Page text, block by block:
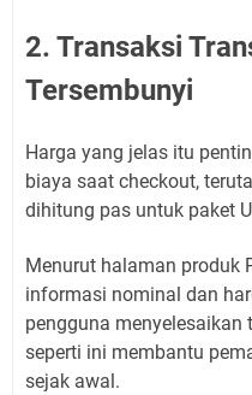
2. Transaksi
Tersembunyi
Harga yang jelas itu
biaya saat checkout,
dihitung pas untuk paket
Menurut halaman produk
informasi nominal dan
pengguna
seperti ini membantu
sejak awal.